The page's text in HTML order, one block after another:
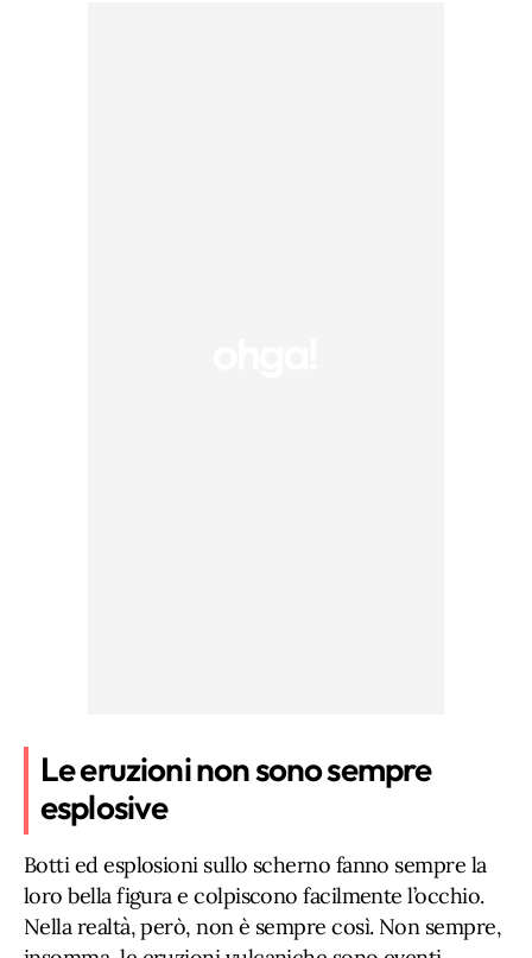
Le eruzioni non sono sempre
esplosive
Botti ed esplosioni sullo scherno fanno sempre la
loro bella figura e colpiscono facilmente l’occhio.
Nella realtà, però, non è sempre così. Non sempre,